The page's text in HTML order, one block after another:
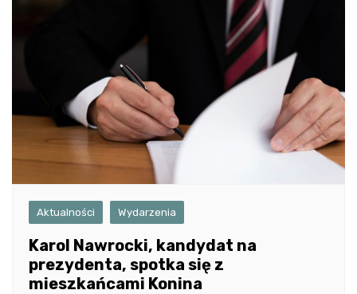
Aktualności Wydarzenia
Karol Nawrocki, kandydat na
prezydenta, spotka się z
mieszkańcami Konina